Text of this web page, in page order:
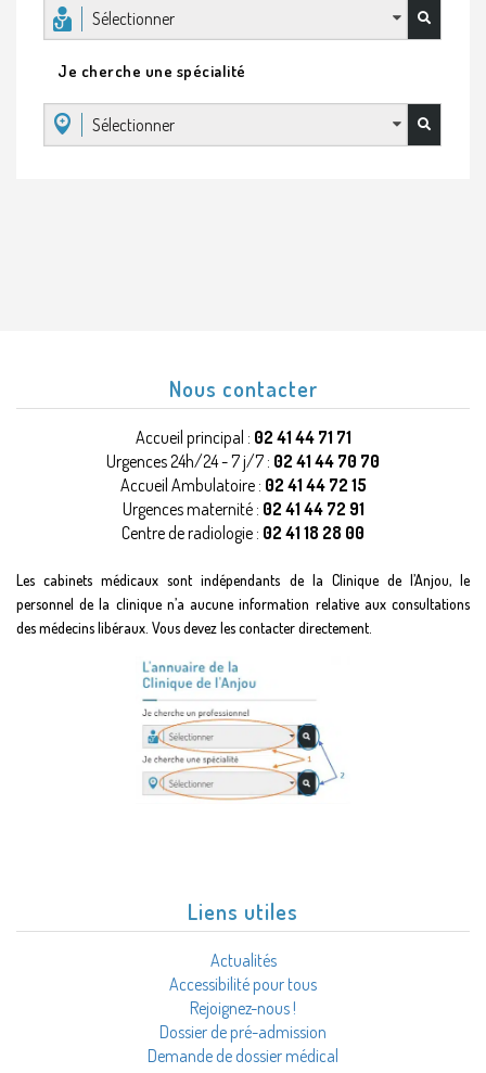
Sélectionner
Je cherche une spécialité
Sélectionner
Nous contacter
Accueil principal : 02 41 44 71 71
Urgences 24h/24 - 7 j/7 : 02 41 44 70 70
Accueil Ambulatoire : 02 41 44 72 15
Urgences maternité : 02 41 44 72 91
Centre de radiologie : 02 41 18 28 00
Les cabinets médicaux sont indépendants de la Clinique de l’Anjou, le
personnel de la clinique n’a aucune information relative aux consultations
des médecins libéraux. Vous devez les contacter directement.
Liens utiles
Actualités
Accessibilité pour tous
Rejoignez-nous !
Dossier de pré-admission
Demande de dossier médical